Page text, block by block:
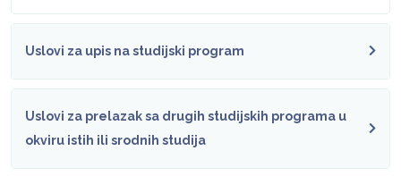
Uslovi za upis na studijski program
Uslovi za prelazak sa drugih studijskih programa u
okviru istih ili srodnih studija